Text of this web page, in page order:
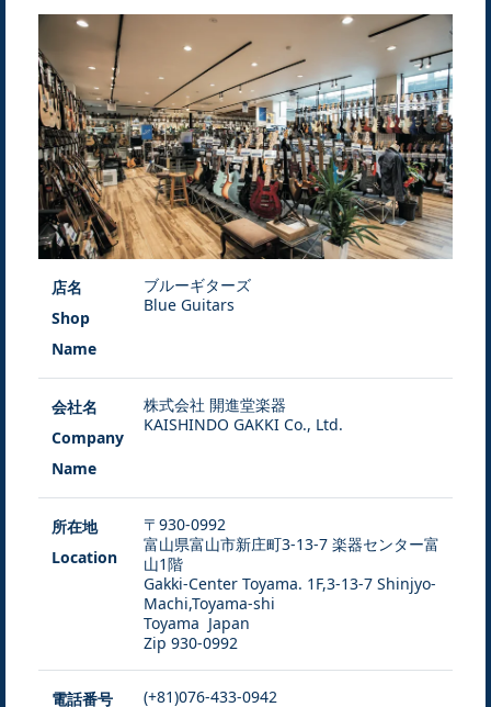
店名
Shop
Name
ブルーギターズ
Blue Guitars
会社名
Company
Name
株式会社 開進堂楽器
KAISHINDO GAKKI Co., Ltd.
所在地
Location
〒930-0992
富山県富山市新庄町3-13-7 楽器センター富
山1階
Gakki-Center Toyama. 1F,3-13-7 Shinjyo-
Machi,Toyama-shi
Toyama Japan
Zip 930-0992
電話番号 (+81)076-433-0942